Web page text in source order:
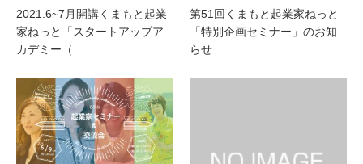
2021.6~7月開講くまもと起業
家ねっと「スタートアップア
カデミー（…
第51回くまもと起業家ねっと
「特別企画セミナー」のお知
らせ